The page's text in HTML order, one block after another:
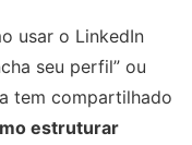
usar o LinkedIn
seu perfil” ou
tem compartilhado
estruturar